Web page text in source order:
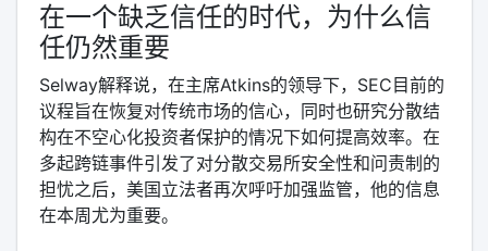
在一个缺乏信任的时代，为什么信
任仍然重要
Selway解释说，在主席Atkins的领导下，SEC目前的
议程旨在恢复对传统市场的信心，同时也研究分散结
构在不空心化投资者保护的情况下如何提高效率。在
多起跨链事件引发了对分散交易所安全性和问责制的
担忧之后，美国立法者再次呼吁加强监管，他的信息
在本周尤为重要。